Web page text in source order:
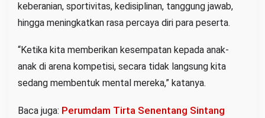
keberanian, sportivitas, kedisiplinan, tanggung jawab,
hingga meningkatkan rasa percaya diri para peserta.
“Ketika kita memberikan kesempatan kepada anak-
anak di arena kompetisi, secara tidak langsung kita
sedang membentuk mental mereka,” katanya.
Baca juga: Perumdam Tirta Senentang Sintang